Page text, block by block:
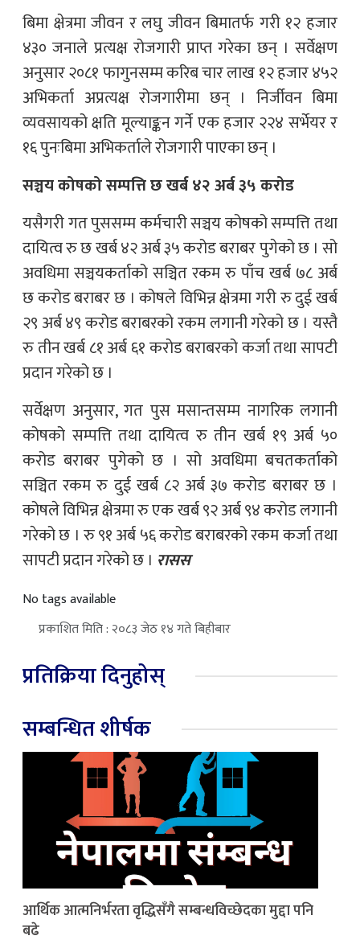
बिमा क्षेत्रमा जीवन र लघु जीवन बिमातर्फ गरी १२ हजार
४३० जनाले प्रत्यक्ष रोजगारी प्राप्त गरेका छन् । सर्वेक्षण
अनुसार २०८१ फागुनसम्म करिब चार लाख १२ हजार ४५२
अभिकर्ता अप्रत्यक्ष रोजगारीमा छन् । निर्जीवन बिमा
व्यवसायको क्षति मूल्याङ्कन गर्ने एक हजार २२४ सर्भेयर र
१६ पुनःबिमा अभिकर्ताले रोजगारी पाएका छन् ।
सञ्चय कोषको सम्पत्ति छ खर्ब ४२ अर्ब ३५ करोड
यसैगरी गत पुससम्म कर्मचारी सञ्चय कोषको सम्पत्ति तथा
दायित्व रु छ खर्ब ४२ अर्ब ३५ करोड बराबर पुगेको छ । सो
अवधिमा सञ्चयकर्ताको सञ्चित रकम रु पाँच खर्ब ७८ अर्ब
छ करोड बराबर छ । कोषले विभिन्न क्षेत्रमा गरी रु दुई खर्ब
२९ अर्ब ४९ करोड बराबरको रकम लगानी गरेको छ । यस्तै
रु तीन खर्ब ८१ अर्ब ६१ करोड बराबरको कर्जा तथा सापटी
प्रदान गरेको छ ।
सर्वेक्षण अनुसार, गत पुस मसान्तसम्म नागरिक लगानी
कोषको सम्पत्ति तथा दायित्व रु तीन खर्ब १९ अर्ब ५०
करोड बराबर पुगेको छ । सो अवधिमा बचतकर्ताको
सञ्चित रकम रु दुई खर्ब ८२ अर्ब ३७ करोड बराबर छ ।
कोषले विभिन्न क्षेत्रमा रु एक खर्ब ९२ अर्ब ९४ करोड लगानी
गरेको छ । रु ९१ अर्ब ५६ करोड बराबरको रकम कर्जा तथा
सापटी प्रदान गरेको छ । रासस
No tags available
प्रकाशित मिति : २०८३ जेठ १४ गते बिहीबार
प्रतिक्रिया दिनुहोस्
सम्बन्धित शीर्षक
आर्थिक आत्मनिर्भरता वृद्धिसँगै सम्बन्धविच्छेदका मुद्दा पनि
बढे